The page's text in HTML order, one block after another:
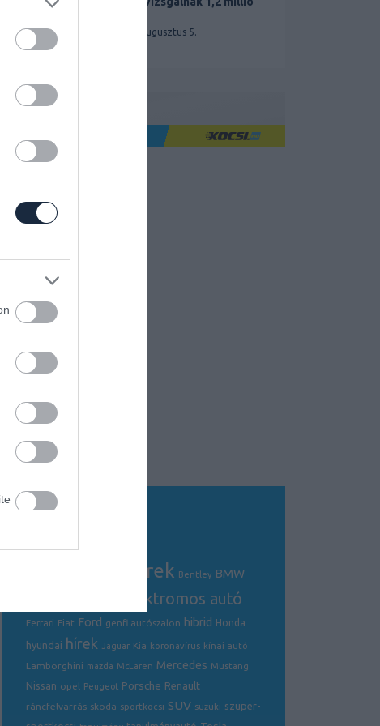
2026. augusztus 5.
autós hírek Bentley BMW
elektromos autó
Ferrari Fiat Ford genfi autószalon hibrid Honda
hyundai hírek Jaguar Kia koronavírus kínai autó
Lamborghini mazda McLaren Mercedes Mustang
Nissan opel Peugeot Porsche Renault
ráncfelvarrás skoda sportkocsi SUV suzuki szuper-